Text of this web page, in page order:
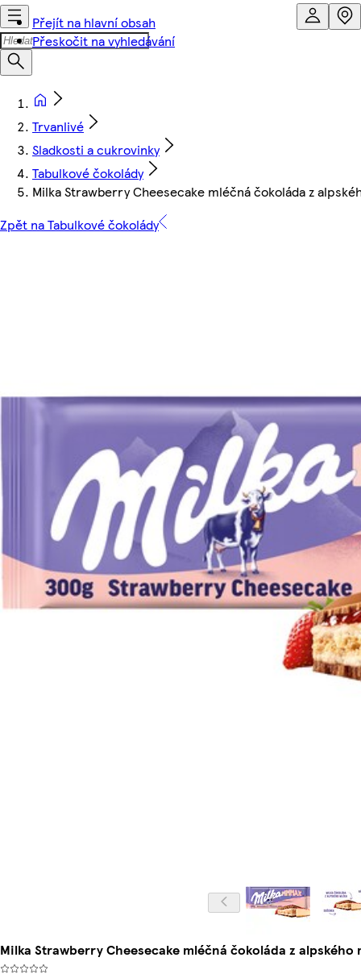
Přejít na hlavní obsah
Přeskočit na vyhledávání
Trvanlivé
Sladkosti a cukrovinky
Tabulkové čokolády
Milka Strawberry Cheesecake mléčná čokoláda z
Zpět na Tabulkové čokolády
Milka Strawberry Cheesecake mléčná čokoláda z